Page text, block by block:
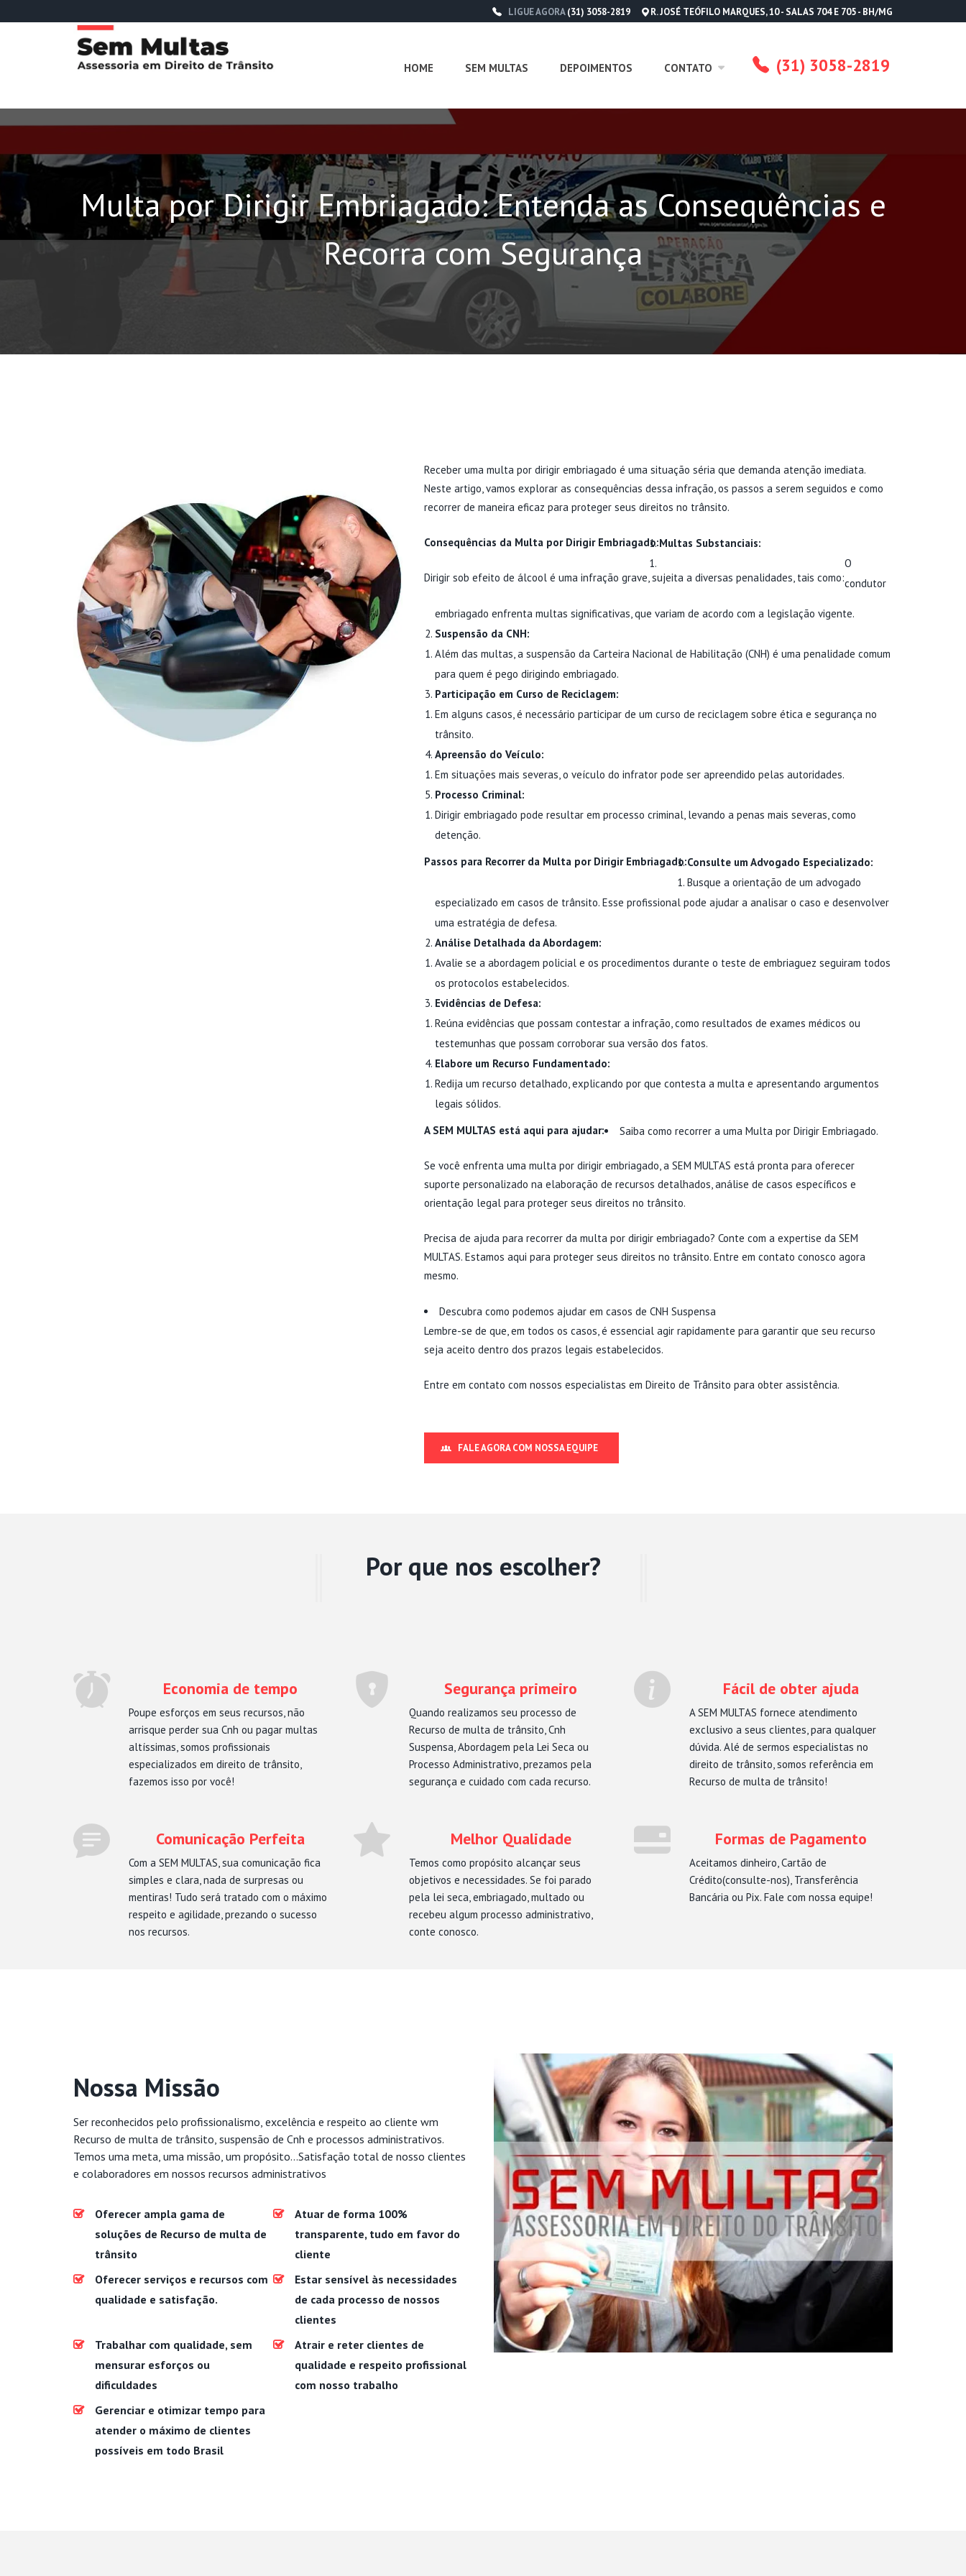
LIGUE AGORA(31) 3058-2819 R. JOSÉ TEÓFILO MARQUES, 10 - SALAS 704 E 705 - BH/MG
HOME SEM MULTAS DEPOIMENTOS CONTATO (31) 3058-2819
Multa por Dirigir Embriagado: Entenda as Consequências e
Recorra com Segurança
Receber uma multa por dirigir embriagado é uma situação séria que demanda atenção imediata.
Neste artigo, vamos explorar as consequências dessa infração, os passos a serem seguidos e como
recorrer de maneira eficaz para proteger seus direitos no trânsito.
Consequências da Multa por Dirigir Embriagado:
Dirigir sob efeito de álcool é uma infração grave, sujeita a diversas penalidades, tais como:
Multas Substanciais:
O
condutor
embriagado enfrenta multas significativas, que variam de acordo com a legislação vigente.
Suspensão da CNH:
Além das multas, a suspensão da Carteira Nacional de Habilitação (CNH) é uma penalidade comum
para quem é pego dirigindo embriagado.
Participação em Curso de Reciclagem:
Em alguns casos, é necessário participar de um curso de reciclagem sobre ética e segurança no
trânsito.
Apreensão do Veículo:
Em situações mais severas, o veículo do infrator pode ser apreendido pelas autoridades.
Processo Criminal:
Dirigir embriagado pode resultar em processo criminal, levando a penas mais severas, como
detenção.
Passos para Recorrer da Multa por Dirigir Embriagado:Consulte um Advogado Especializado:
Busque a orientação de um advogado
especializado em casos de trânsito. Esse profissional pode ajudar a analisar o caso e desenvolver
uma estratégia de defesa.
Análise Detalhada da Abordagem:
Avalie se a abordagem policial e os procedimentos durante o teste de embriaguez seguiram todos
os protocolos estabelecidos.
Evidências de Defesa:
Reúna evidências que possam contestar a infração, como resultados de exames médicos ou
testemunhas que possam corroborar sua versão dos fatos.
Elabore um Recurso Fundamentado:
Redija um recurso detalhado, explicando por que contesta a multa e apresentando argumentos
legais sólidos.
A SEM MULTAS está aqui para ajudar:
Se você enfrenta uma multa por dirigir embriagado, a SEM MULTAS está pronta para oferecer
suporte personalizado na elaboração de recursos detalhados, análise de casos específicos e
orientação legal para proteger seus direitos no trânsito.
Precisa de ajuda para recorrer da multa por dirigir embriagado? Conte com a expertise da SEM
MULTAS. Estamos aqui para proteger seus direitos no trânsito. Entre em contato conosco agora
mesmo.
Saiba como recorrer a uma Multa por Dirigir Embriagado.
Descubra como podemos ajudar em casos de CNH Suspensa
Lembre-se de que, em todos os casos, é essencial agir rapidamente para garantir que seu recurso
seja aceito dentro dos prazos legais estabelecidos.
Entre em contato com nossos especialistas em Direito de Trânsito para obter assistência.
FALE AGORA COM NOSSA EQUIPE
Por que nos escolher?
Economia de tempo
Poupe esforços em seus recursos, não
arrisque perder sua Cnh ou pagar multas
altíssimas, somos profissionais
especializados em direito de trânsito,
fazemos isso por você!
Segurança primeiro
Quando realizamos seu processo de
Recurso de multa de trânsito, Cnh
Suspensa, Abordagem pela Lei Seca ou
Processo Administrativo, prezamos pela
segurança e cuidado com cada recurso.
Fácil de obter ajuda
A SEM MULTAS fornece atendimento
exclusivo a seus clientes, para qualquer
dúvida. Alé de sermos especialistas no
direito de trânsito, somos referência em
Recurso de multa de trânsito!
Comunicação Perfeita
Com a SEM MULTAS, sua comunicação fica
simples e clara, nada de surpresas ou
mentiras! Tudo será tratado com o máximo
respeito e agilidade, prezando o sucesso
nos recursos.
Melhor Qualidade
Temos como propósito alcançar seus
objetivos e necessidades. Se foi parado
pela lei seca, embriagado, multado ou
recebeu algum processo administrativo,
conte conosco.
Formas de Pagamento
Aceitamos dinheiro, Cartão de
Crédito(consulte-nos), Transferência
Bancária ou Pix. Fale com nossa equipe!
Nossa Missão
Ser reconhecidos pelo profissionalismo, excelência e respeito ao cliente wm
Recurso de multa de trânsito, suspensão de Cnh e processos administrativos.
Temos uma meta, uma missão, um propósito...Satisfação total de nosso clientes
e colaboradores em nossos recursos administrativos
Oferecer ampla gama de
soluções de Recurso de multa de
trânsito
Atuar de forma 100%
transparente, tudo em favor do
cliente
Oferecer serviços e recursos com
qualidade e satisfação.
Estar sensível às necessidades
de cada processo de nossos
clientes
Trabalhar com qualidade, sem
mensurar esforços ou
dificuldades
Atrair e reter clientes de
qualidade e respeito profissional
com nosso trabalho
Gerenciar e otimizar tempo para
atender o máximo de clientes
possíveis em todo Brasil